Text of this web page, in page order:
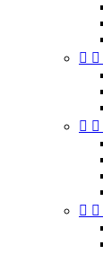
 
 
 